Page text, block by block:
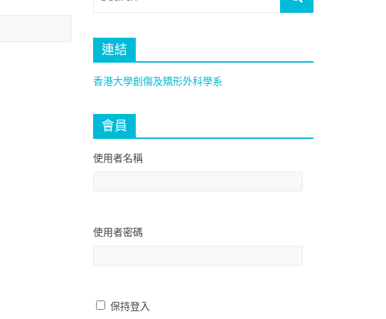
連結
香港大學創傷及矯形外科學系
會員
使用者名稱
使用者密碼
保持登入